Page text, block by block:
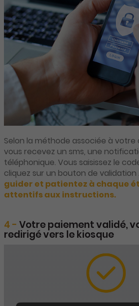
Selon la méthode associée à
vous recevez un sms, une
téléphonique. Vous saisissez le
cliquez sur un bouton de validation
guider et patientez à chaque
attentifs aux instructions.
4 - Votre paiement validé,
redirigé vers le kiosque